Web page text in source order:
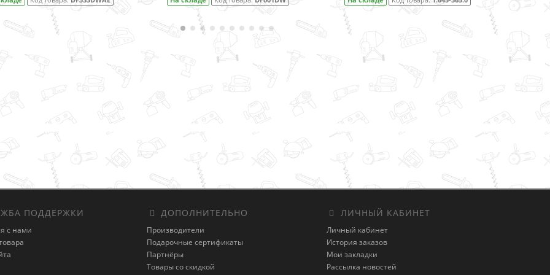
На складе 1.645-353.0
ПОДДЕРЖКИ
с нами
ДОПОЛНИТЕЛЬНО
Производители
Подарочные сертификаты
Партнёры
Товары со скидкой
ЛИЧНЫЙ КАБИНЕТ
Личный кабинет
История заказов
Мои закладки
Рассылка новостей